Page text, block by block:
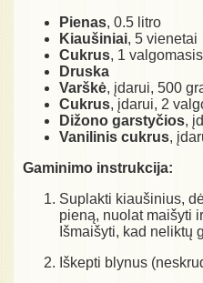
Pienas, 0.5 litro
Kiaušiniai, 5 vienetai
Cukrus, 1
Druska
Varškė, įdarui, 500
Cukrus, įdarui, 2
Dižono garstyčios,
Vanilinis cukrus,
Gaminimo instrukcija:
Suplakti kiaušinius,
pieną, nuolat maišyti
Išmaišyti, kad neliktų
Iškepti blynus